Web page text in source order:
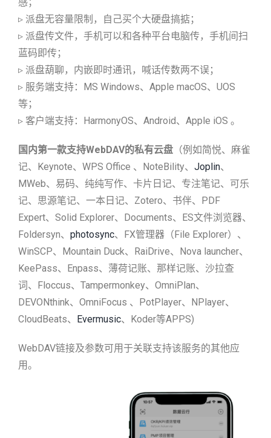
▹ 派盘无容量限制，自己买个大硬盘搞掂；
▹ 派盘传文件，手机可以和各种平台电脑传，手机间扫
蓝码即传；
▹ 派盘葫聊，内嵌即时通讯，喊话传数两不误；
▹ 服务端支持：MS Windows、Apple macOS、UOS
等；
▹ 客户端支持：HarmonyOS、Android、Apple iOS 。
国内第一款支持WebDAV的私有云盘 （例如简悦、麻雀
记、Keynote、WPS Office 、NoteBility、 Joplin、
MWeb、易码、纯纯写作、卡片日记、专注笔记、可乐
记、思源笔记、一本日记、Zotero、书伴、PDF
Expert、Solid Explorer、Documents、ES文件浏览器、
Foldersyn、 photosync、FX管理器（File Explorer）、
WinSCP、Mountain Duck、RaiDrive、Nova launcher、
KeePass、Enpass、薄荷记账、那样记账、沙拉查
词、Floccus、Tampermonkey、OmniPlan、
DEVONthink、OmniFocus 、PotPlayer、NPlayer、
CloudBeats、 Evermusic、Koder等APPS)
WebDAV链接及参数可用于关联支持该服务的其他应
用。